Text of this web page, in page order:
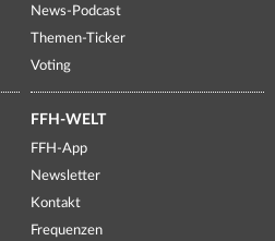
News-Podcast
Themen-Ticker
Voting
FFH-WELT
FFH-App
Newsletter
Kontakt
Frequenzen